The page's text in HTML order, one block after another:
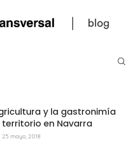
y la gastronimía
en Navarra
25 mayo, 2018